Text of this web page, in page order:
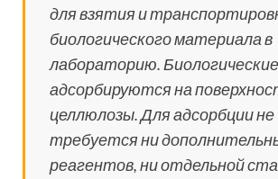
для взятия и
биологического материала в
лабораторию.
адсорбируются на
целлюлозы. Для адсорбции не
требуется ни
реагентов, ни отдельной